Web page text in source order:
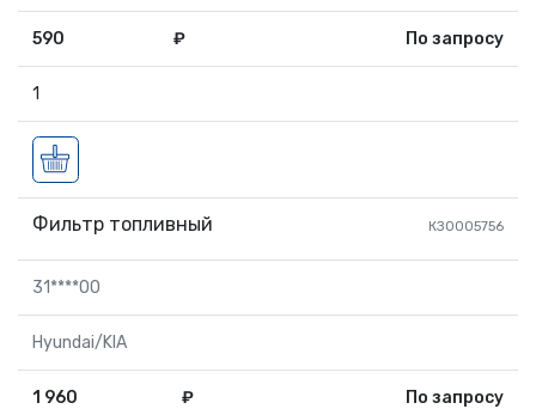
590 ₽ По запросу
1
Фильтр топливный КЗ0005756
31****00
Hyundai/KIA
1 960 ₽ По запросу